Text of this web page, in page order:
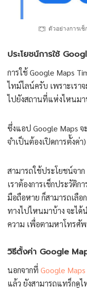
ตัวอย่างการเ
ประโยชน์การใช้
การใช้ Google Maps
ไทม์ไลน์ครับ เพราะเรา
ไปยังสถานที่แห่งไหนมา
ซึ่งแอป Google Maps
จำเป็นต้องเปิดการตั้งค่า)
สามารถใช้ประโยชน์จา
เราต้องการเช็กประวัติ
มือถือหาย ก็สามารถเลื
ทางไปไหนมาบ้าง จะไ
ความ เพื่อตามหาโทรศั
วิธีตั้งค่า Google
นอกจากที่ Google
แล้ว ยังสามารถแทร็กดู